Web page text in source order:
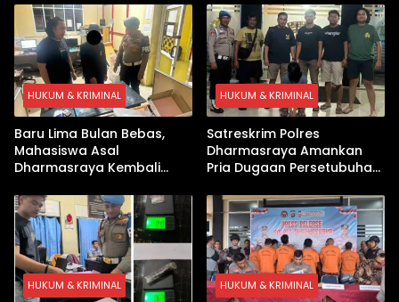
Digital hingga Bong Disita
HUKUM & KRIMINAL
Baru Lima Bulan Bebas,
Mahasiswa Asal
Dharmasraya Kembali
HUKUM & KRIMINAL
Satreskrim Polres
Dharmasraya Amankan
Pria Dugaan Persetubuhan
HUKUM & KRIMINAL HUKUM & KRIMINAL